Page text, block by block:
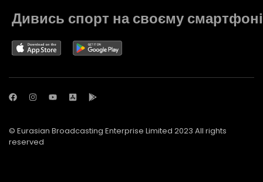
Дивись спорт на своєму смартфоні
© Eurasian Broadcasting Enterprise Limited 2023 All rights
reserved